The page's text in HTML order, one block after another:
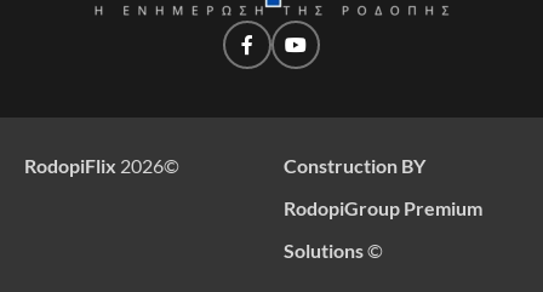
RodopiFlix 2026©
Construction BY
RodopiGroup Premium
Solutions©